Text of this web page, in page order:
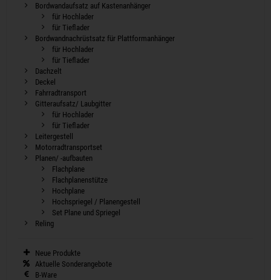
Bordwandaufsatz auf Kastenanhänger
für Hochlader
für Tieflader
Bordwandnachrüstsatz für Plattformanhänger
für Hochlader
für Tieflader
Dachzelt
Deckel
Fahrradtransport
Gitteraufsatz/ Laubgitter
für Hochlader
für Tieflader
Leitergestell
Motorradtransportset
Planen/ -aufbauten
Flachplane
Flachplanenstütze
Hochplane
Hochspriegel / Planengestell
Set Plane und Spriegel
Reling
Neue Produkte
Aktuelle Sonderangebote
B-Ware